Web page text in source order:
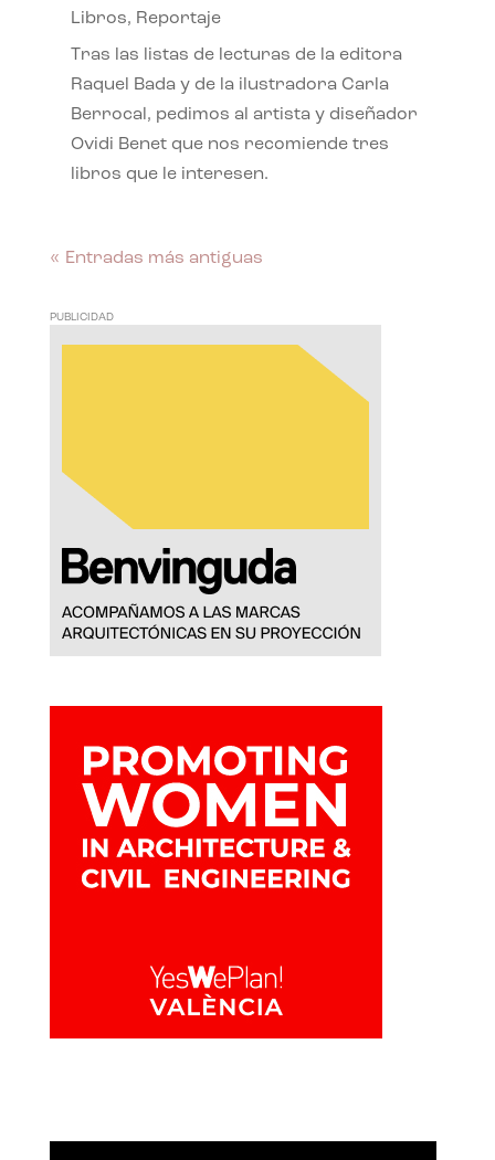
Libros, Reportaje
Tras las listas de lecturas de la editora
Raquel Bada y de la ilustradora Carla
Berrocal, pedimos al artista y diseñador
Ovidi Benet que nos recomiende tres
libros que le interesen.
« Entradas más antiguas
PUBLICIDAD